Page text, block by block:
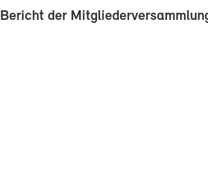
Bericht der